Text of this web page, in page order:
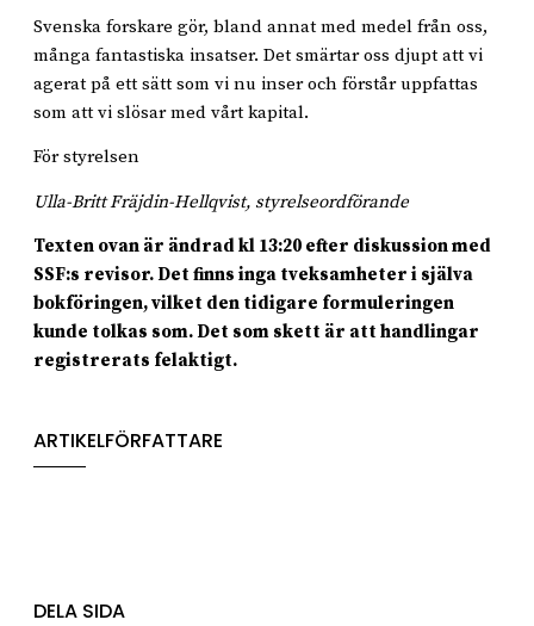
Svenska forskare gör, bland annat med medel från oss,
många fantastiska insatser. Det smärtar oss djupt att vi
agerat på ett sätt som vi nu inser och förstår uppfattas
som att vi slösar med vårt kapital.
För styrelsen
Ulla-Britt Fräjdin-Hellqvist, styrelseordförande
Texten ovan är ändrad kl 13:20 efter diskussion med
SSF:s revisor. Det finns inga tveksamheter i själva
bokföringen, vilket den tidigare formuleringen
kunde tolkas som. Det som skett är att handlingar
registrerats felaktigt.
ARTIKELFÖRFATTARE
DELA SIDA